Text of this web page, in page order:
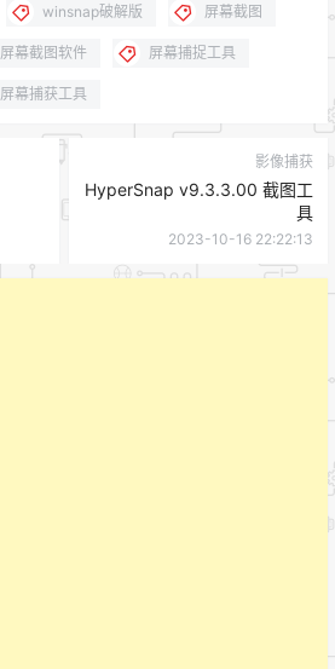
winsnap破解版 屏幕截图
屏幕截图软件 屏幕捕捉工具
屏幕捕获工具
影像捕获
HyperSnap v9.3.3.00 截图工
具
2023-10-16 22:22:13